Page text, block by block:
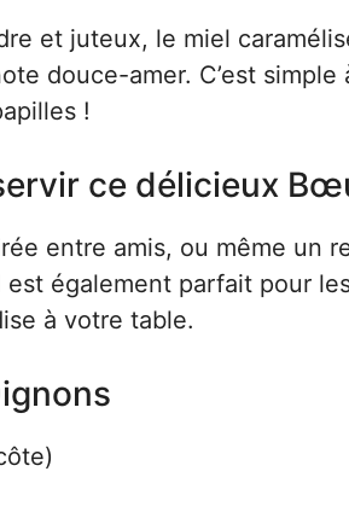
et juteux, le miel
douce-amer. C’est simple
!
ce délicieux
entre amis, ou même un
également parfait pour
à votre table.